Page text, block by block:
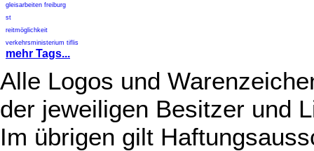
gleisarbeiten freiburg
st
reitmöglichkeit
verkehrsministerium tiflis
mehr Tags...
Alle Logos und
der jeweiligen Besitzer und
Im übrigen gilt